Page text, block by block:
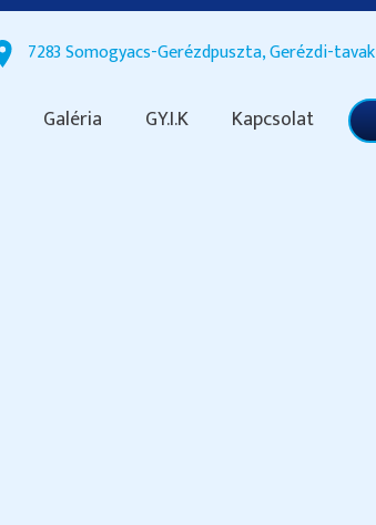
7283 Somogyacs-Gerézdpuszta, Gerézdi-tavak
Galéria GY.I.K Kapcsolat